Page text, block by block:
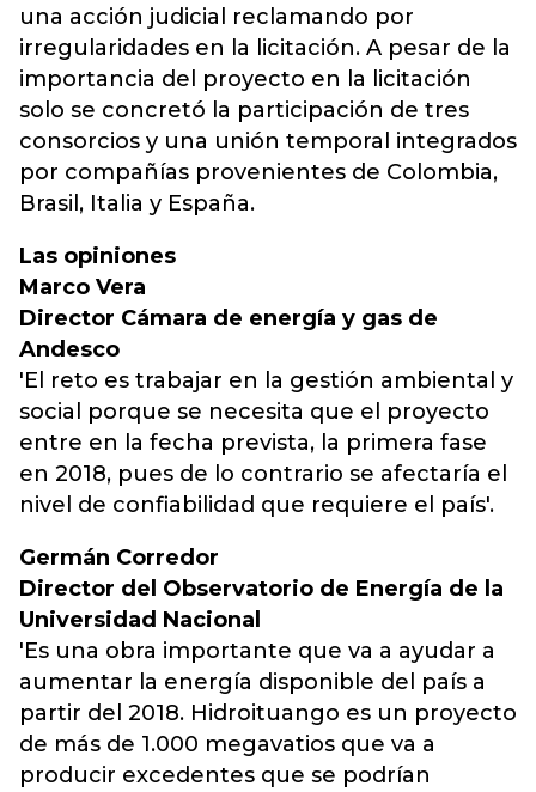
una acción judicial reclamando por
irregularidades en la licitación. A pesar de la
importancia del proyecto en la licitación
solo se concretó la participación de tres
consorcios y una unión temporal integrados
por compañías provenientes de Colombia,
Brasil, Italia y España.
Las opiniones
Marco Vera
Director Cámara de energía y gas de
Andesco
'El reto es trabajar en la gestión ambiental y
social porque se necesita que el proyecto
entre en la fecha prevista, la primera fase
en 2018, pues de lo contrario se afectaría el
nivel de confiabilidad que requiere el país'.
Germán Corredor
Director del Observatorio de Energía de la
Universidad Nacional
'Es una obra importante que va a ayudar a
aumentar la energía disponible del país a
partir del 2018. Hidroituango es un proyecto
de más de 1.000 megavatios que va a
producir excedentes que se podrían